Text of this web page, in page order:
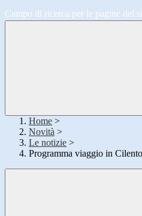
Campo di ricerca per le pagine del
Home >
Novità >
Le notizie >
Programma viaggio in